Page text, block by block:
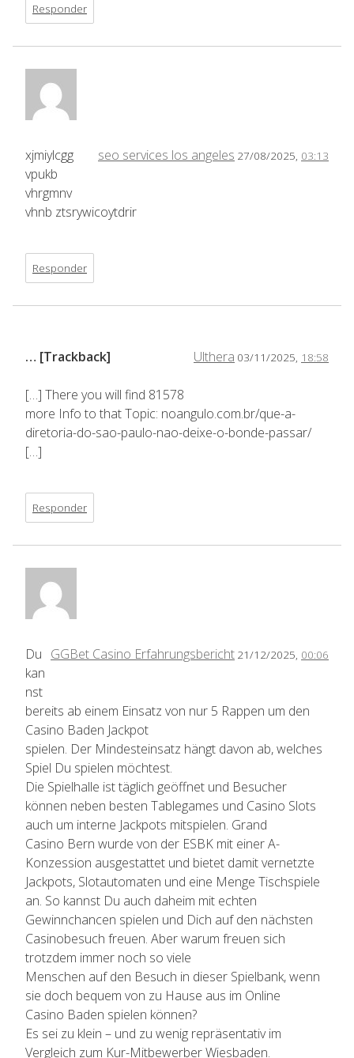
Responder
seo services los angeles 27/08/2025, 03:13
xjmiylcgg
vpukb
vhrgmnv
vhnb ztsrywicoytdrir
Responder
Ulthera 03/11/2025, 18:58
… [Trackback]
[…] There you will find 81578
more Info to that Topic: noangulo.com.br/que-a-
diretoria-do-sao-paulo-nao-deixe-o-bonde-passar/
[…]
Responder
GGBet Casino Erfahrungsbericht 21/12/2025, 00:06
Du
kan
nst
bereits ab einem Einsatz von nur 5 Rappen um den
Casino Baden Jackpot
spielen. Der Mindesteinsatz hängt davon ab, welches
Spiel Du spielen möchtest.
Die Spielhalle ist täglich geöffnet und Besucher
können neben besten Tablegames und Casino Slots
auch um interne Jackpots mitspielen. Grand
Casino Bern wurde von der ESBK mit einer A-
Konzession ausgestattet und bietet damit vernetzte
Jackpots, Slotautomaten und eine Menge Tischspiele
an. So kannst Du auch daheim mit echten
Gewinnchancen spielen und Dich auf den nächsten
Casinobesuch freuen. Aber warum freuen sich
trotzdem immer noch so viele
Menschen auf den Besuch in dieser Spielbank, wenn
sie doch bequem von zu Hause aus im Online
Casino Baden spielen können?
Es sei zu klein – und zu wenig repräsentativ im
Vergleich zum Kur-Mitbewerber Wiesbaden.